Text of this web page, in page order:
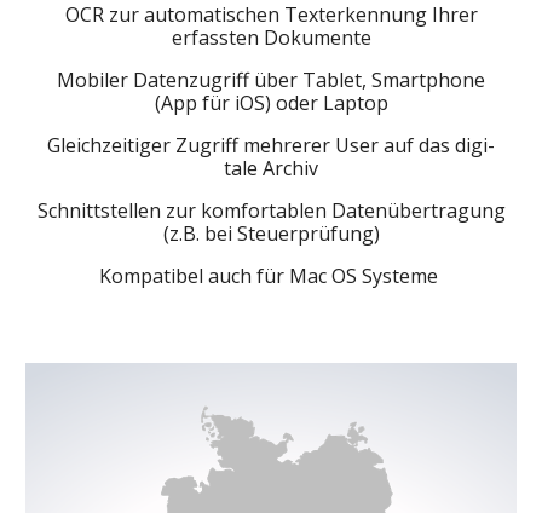
OCR zur auto­ma­ti­schen Texter­ken­nung Ihrer
erfassten Doku­mente
Mobiler Daten­zu­griff über Tablet, Smart­phone
(App für iOS) oder Laptop
Gleich­zei­tiger Zugriff mehrerer User auf das digi­
tale Archiv
Schnitt­stellen zur komfor­ta­blen Daten­über­tra­gung
(z.B. bei Steu­er­prü­fung)
Kompa­tibel auch für Mac OS Systeme